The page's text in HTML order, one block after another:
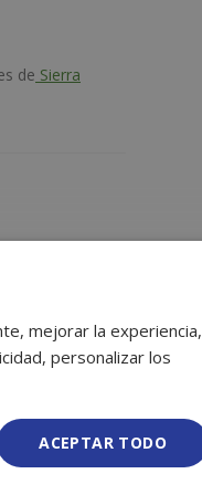
de Sierra
mejorar la experiencia,
personalizar los
ACEPTAR TODO